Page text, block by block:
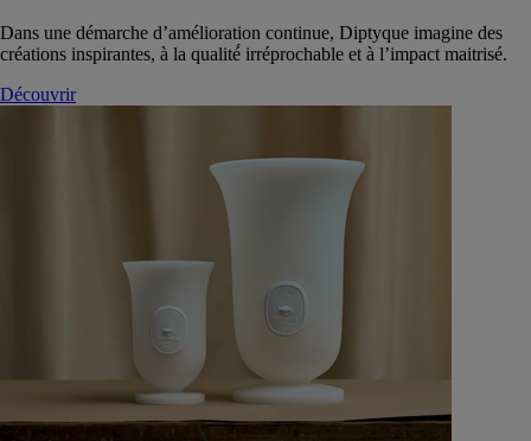
Dans une démarche d’amélioration continue, Diptyque imagine des
créations inspirantes, à la qualité́ irréprochable et à l’impact maitrisé.
Découvrir